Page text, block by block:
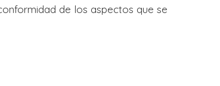
de los aspectos que se